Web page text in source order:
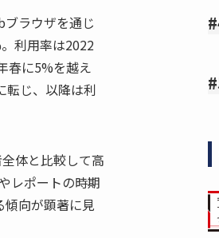
ラウザを通じ
利用率は2022
春に5%を越え
転じ、以降は利
体と比較して高
レポートの時期
傾向が顕著に見